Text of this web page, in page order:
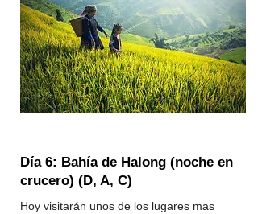
Día 6: Bahía de Halong (noche en
crucero) (D, A, C)
Hoy visitarán unos de los lugares mas